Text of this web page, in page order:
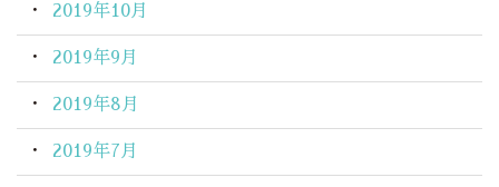
2019年10月
2019年9月
2019年8月
2019年7月